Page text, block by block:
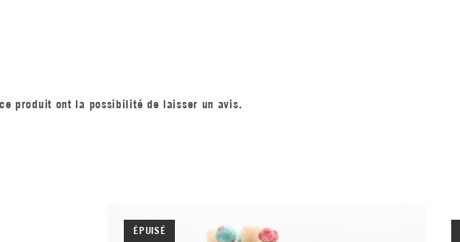
produit ont la possibilité de laisser un avis.
ÉPUISÉ